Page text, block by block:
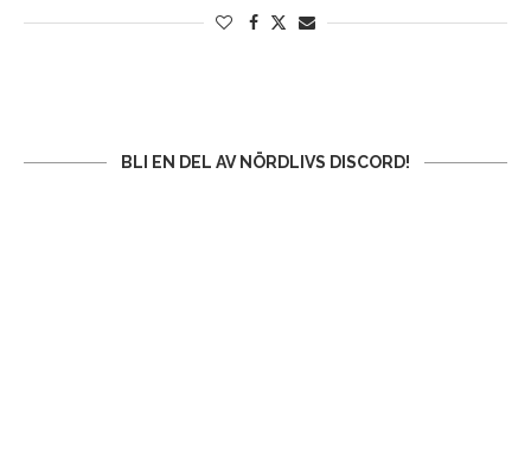
BLI EN DEL AV NÖRDLIVS DISCORD!